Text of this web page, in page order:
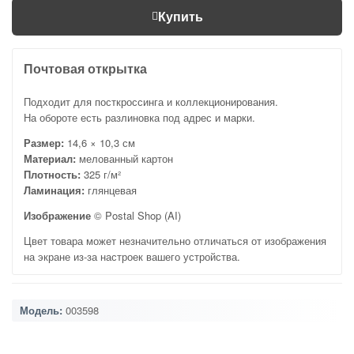
Купить
Почтовая открытка
Подходит для посткроссинга и коллекционирования.
На обороте есть разлиновка под адрес и марки.
Размер: 14,6 × 10,3 см
Материал: мелованный картон
Плотность: 325 г/м²
Ламинация: глянцевая
Изображение © Postal Shop (AI)
Цвет товара может незначительно отличаться от изображения
на экране из-за настроек вашего устройства.
Модель: 003598